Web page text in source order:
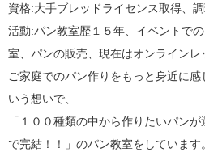
資格:大手ブレッドライセンス取得、調
活動:パン教室歴１５年、イベントで
室、パンの販売、現在はオンラインレ
ご家庭でのパン作りをもっと身近に
いう想いで、
「１００種類の中から作りたいパン
で完結！！」のパン教室をしています。